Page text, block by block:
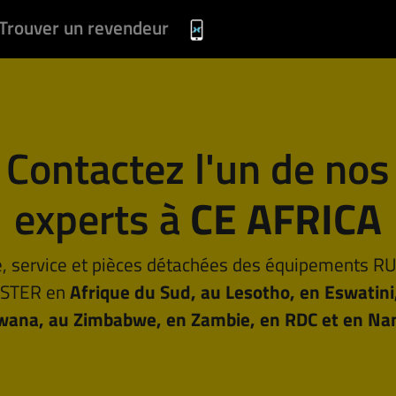
un revendeur
Contactez l'un de nos
experts àCE AFRICA
service et pièces détachées des équipements
enAfrique du Sud, au Lesotho, en
au Zimbabwe, en Zambie, en RDC et en